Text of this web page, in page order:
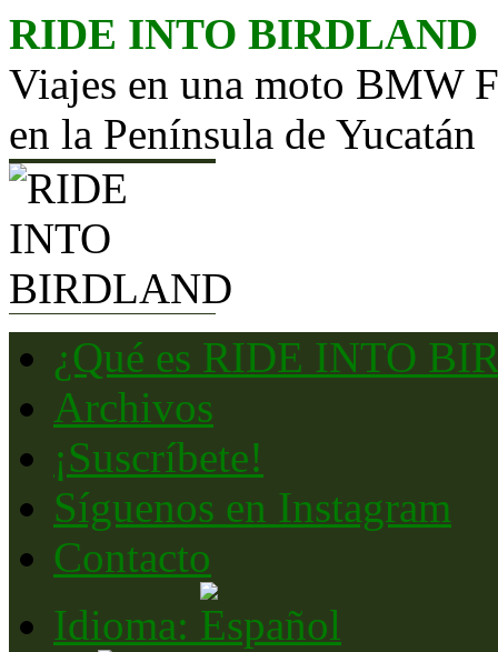
Saltar
RIDE INTO BIRDLAND
Viajes en una moto BMW
en la Península de Yucatán
¿Qué es RIDE INTO
Archivos
¡Suscríbete!
Síguenos en Instagram
Contacto
Idioma: